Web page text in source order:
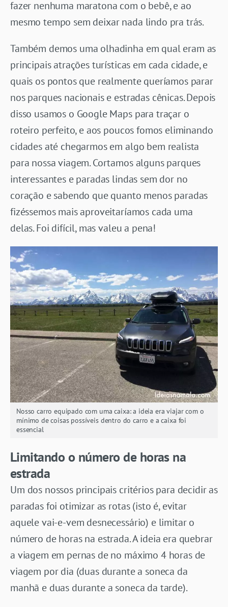
fazer nenhuma maratona com o bebê, e ao
mesmo tempo sem deixar nada lindo pra trás.
Também demos uma olhadinha em qual eram as
principais atrações turísticas em cada cidade, e
quais os pontos que realmente queríamos parar
nos parques nacionais e estradas cênicas. Depois
disso usamos o Google Maps para traçar o
roteiro perfeito, e aos poucos fomos eliminando
cidades até chegarmos em algo bem realista
para nossa viagem. Cortamos alguns parques
interessantes e paradas lindas sem dor no
coração e sabendo que quanto menos paradas
fizéssemos mais aproveitaríamos cada uma
delas. Foi difícil, mas valeu a pena!
Nosso carro equipado com uma caixa: a ideia era viajar com o
mínimo de coisas possíveis dentro do carro e a caixa foi
essencial
Limitando o número de horas na
estrada
Um dos nossos principais critérios para decidir as
paradas foi otimizar as rotas (isto é, evitar
aquele vai-e-vem desnecessário) e limitar o
número de horas na estrada. A ideia era quebrar
a viagem em pernas de no máximo 4 horas de
viagem por dia (duas durante a soneca da
manhã e duas durante a soneca da tarde).